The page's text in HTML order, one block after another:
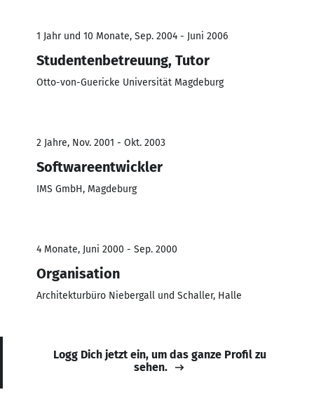
1 Jahr und 10 Monate, Sep. 2004 - Juni 2006
Studentenbetreuung, Tutor
Otto-von-Guericke Universität Magdeburg
2 Jahre, Nov. 2001 - Okt. 2003
Softwareentwickler
IMS GmbH, Magdeburg
4 Monate, Juni 2000 - Sep. 2000
Organisation
Architekturbüro Niebergall und Schaller, Halle
Logg Dich jetzt ein, um das ganze Profil zu
sehen.